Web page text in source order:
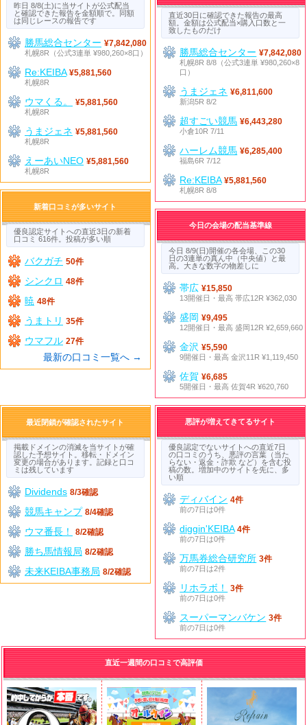
昨日 8/8(土)に当サイトが公式配当
と確認できた報告を金額順で。同額
は同じレースの報告です
勝馬総合センター ¥7,842,080
札幌8R（公式3連単 ¥980,260×8口）
Re:KEIBA ¥5,881,560
札幌8R
ウマくる。
¥5,881,560
札幌8R
うまジェネ ¥5,881,560
札幌8R
えーあいNEO ¥5,881,560
札幌8R
直近30日に確認できた報告の最高
額。金額は公式配当×購入口数と一
致したものだけ
勝馬総合センター ¥7,842,080
札幌8R 8/8（公式3連単 ¥980,260×8
口）
うまジェネ ¥6,811,600
新潟5R 8/2
超すごい競馬 ¥6,443,280
小倉10R 7/11
ハーレム競馬 ¥6,285,400
福島6R 7/12
Re:KEIBA ¥5,881,560
札幌8R 8/8
新着口コミが多いサイト
優良認定サイトへの直近3日の新着
口コミ 616件。投稿が多い順
バクガチ 50件
シンクロ 48件
暁 48件
うまトリ 35件
ウマフル 27件
最新の口コミ一覧へ →
今日の会場の配当基準線
今日 8/9(日)開催の各会場、この30
日の3連単の真ん中（中央値）と最
高。大きな数字の物差しに
帯広¥15,850
13開催日・最高 帯広12R ¥362,030
盛岡¥9,495
12開催日・最高 盛岡12R ¥2,659,660
金沢¥5,590
9開催日・最高 金沢11R ¥1,119,450
佐賀¥6,685
5開催日・最高 佐賀4R ¥620,760
悪評が増えてきてるサイト
優良認定でないサイトへの直近7日
の口コミのうち、悪評の言葉（当た
らない・返金・詐欺 など）を含む投
稿の数。増加中のサイトを先に、多
い順
ディバイン 4件
前の7日は0件
diggin'KEIBA 4件
前の7日は0件
万馬券総合研究所 3件
前の7日は2件
リホラボ！
3件
前の7日は0件
スーパーマンバケン 3件
前の7日は0件
最近閉鎖が確認されたサイト
掲載ドメインの消滅を当サイトが確
認した予想サイト。移転・ドメイン
変更の場合があります。記録と口コ
ミは残しています
Dividends 8/3確認
競馬キャンプ 8/4確認
ウマ番長！ 8/2確認
勝ち馬情報局 8/2確認
未来KEIBA事務局 8/2確認
直近一週間の口コミで高評価